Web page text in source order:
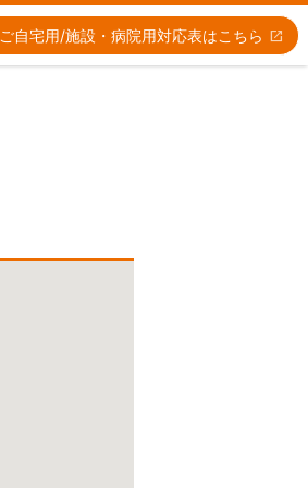
ご自宅用/施設・病院用対応表はこちら